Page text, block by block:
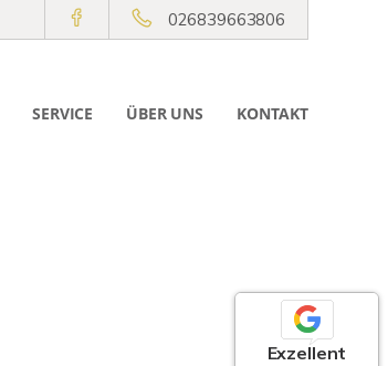
026839663806
SERVICE ÜBER UNS KONTAKT
Exzellent